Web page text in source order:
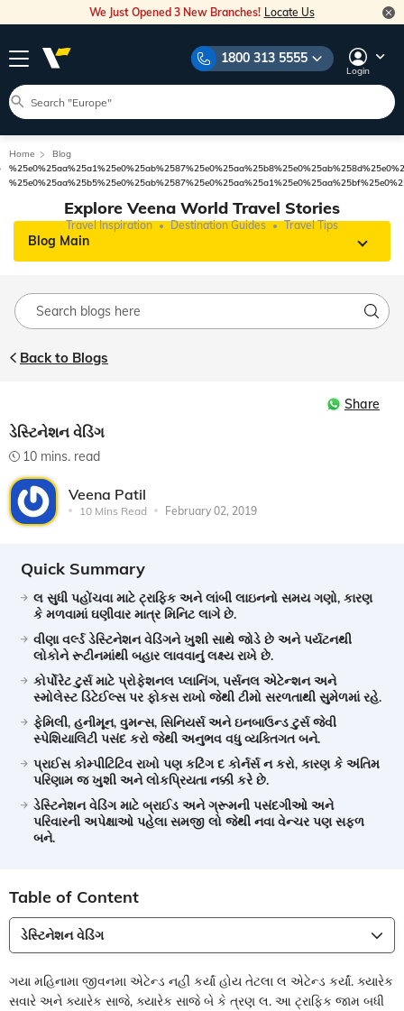
We Just Opened 3 New Branches! Locate Us
1800 313 5555
Login
Home
Blog
Explore Veena World Travel Stories
Travel Inspiration Destination Guides Travel Tips
Blog Main
Back to Blogs
Share
ડેસ્ટિનેશન વેડિંગ
10 mins. read
Veena Patil
10 Mins Read February 02, 2019
Quick Summary
લ સુધી પહોંચવા માટે ટ્રાફિક અને લાંબી લાઇનનો સમય ગણો, કારણ
કે મળવામાં ઘણીવાર માત્ર મિનિટ લાગે છે.
વીણા વર્લ્ડ ડેસ્ટિનેશન વેડિંગને ખુશી સાથે જોડે છે અને પર્યટનથી
લોકોને રૂટીનમાંથી બહાર લાવવાનું લક્ષ્ય રાખે છે.
કોર્પોરેટ ટુર્સ માટે પ્રોફેશનલ પ્લાનિંગ, પર્સનલ એટેન્શન અને
સ્મોલેસ્ટ ડિટેઈલ્સ પર ફોકસ રાખો જેથી ટીમો સરળતાથી સુમેળમાં રહે.
ફેમિલી, હનીમૂન, વુમન્સ, સિનિયર્સ અને ઇનબાઉન્ડ ટુર્સ જેવી
સ્પેશિયાલિટી પસંદ કરો જેથી અનુભવ વધુ વ્યક્તિગત બને.
પ્રાઈસ કોમ્પીટિટિવ રાખો પણ કટિંગ દ કોર્નર્સ ન કરો, કારણ કે અંતિમ
પરિણામ જ ખુશી અને લોકપ્રિયતા નક્કી કરે છે.
ડેસ્ટિનેશન વેડિંગ માટે બ્રાઈડ અને ગ્રૂમની પસંદગીઓ અને
પરિવારની અપેક્ષાઓ પહેલા સમજી લો જેથી નવા વેન્ચર પણ સફળ
બને.
Table of Content
ડેસ્ટિનેશન વેડિંગ
ગયા મહિનામા જીવનમા એટેન્ડ નહીં કર્યાં હોય તેટલા લ એટેન્ડ કર્યાં. ક્યારેક
સવારે અને ક્યારેક સાજે, ક્યારેક સાજે બે કે ત્રણ લ. આ ટ્રાફિક જામ બધી